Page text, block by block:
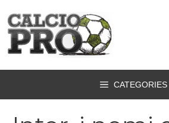
contenuto
CATEGORIES